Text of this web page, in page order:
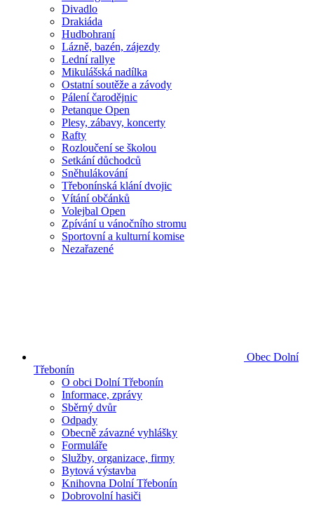
Divadlo
Drakiáda
Hudbohraní
Lázně, bazén, zájezdy
Lední rallye
Mikulášská nadílka
Ostatní soutěže a závody
Pálení čarodějnic
Petanque Open
Plesy, zábavy, koncerty
Rafty
Rozloučení se školou
Setkání důchodců
Sněhulákování
Třebonínská klání dvojic
Vítání občánků
Volejbal Open
Zpívání u vánočního stromu
Sportovní a kulturní komise
Nezařazené
Obec Dolní
Třebonín
O obci Dolní Třebonín
Informace, zprávy
Sběrný dvůr
Odpady
Obecně závazné vyhlášky
Formuláře
Služby, organizace, firmy
Bytová výstavba
Knihovna Dolní Třebonín
Dobrovolní hasiči